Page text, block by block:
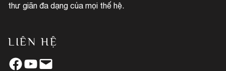
thư giãn đa dạng của mọi thế hệ.
LIÊN HỆ
Facebook YouTube Mail